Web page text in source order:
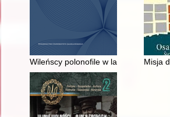
Wileńscy polonofile w latach Misja